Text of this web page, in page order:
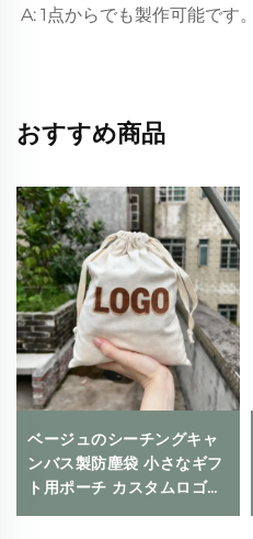
A: 1点からでも製作可能です。
おすすめ商品
ベージュのシーチングキャ
ンバス製防塵袋 小さなギフ
ト用ポーチ カスタムロゴ印
刷対応 ドローストリング式